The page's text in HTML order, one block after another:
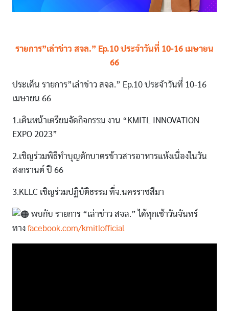
รายการ”เล่าข่าว สจล.” Ep.10 ประจำวันที่ 10-16 เมษายน
66
ประเด็น รายการ”เล่าข่าว สจล.” Ep.10 ประจำวันที่ 10-16
เมษายน 66
1.เดินหน้าเตรียมจัดกิจกรรม งาน “KMITL INNOVATION
EXPO 2023”
2.เชิญร่วมพิธีทำบุญตักบาตรข้าวสารอาหารแห้งเนื่องในวัน
สงกรานต์ ปี 66
3.KLLC เชิญร่วมปฏิบัติธรรม ที่จ.นครราชสีมา
พบกับ รายการ “เล่าข่าว สจล.” ได้ทุกเช้าวันจันทร์
ทาง facebook.com/kmitlofficial